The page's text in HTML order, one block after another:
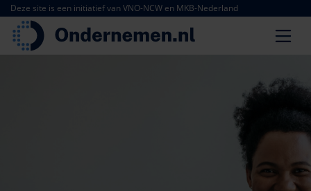
Deze site is een initiatief van VNO-NCW en MKB-Nederland